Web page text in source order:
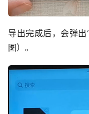
导出完成后，会弹
图）。